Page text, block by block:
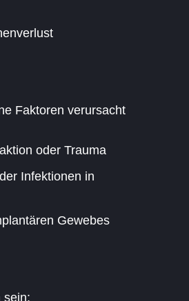
Faktoren verursacht
oder Trauma
Infektionen in
Gewebes
sein: